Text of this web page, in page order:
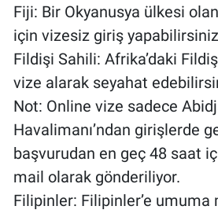
Fiji: Bir Okyanusya ülkesi
için vizesiz giriş
Fildişi Sahili: Afrika’daki
vize alarak seyahat
Not: Online vize sadece
Havalimanı’ndan girişlerde
başvurudan en geç 48 saat
mail olarak gönderiliyor.
Filipinler: Filipinler’e umuma